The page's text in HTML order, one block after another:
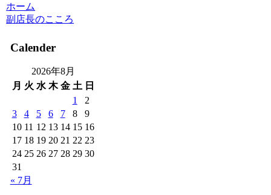
ホーム
副店長のこころ
Calender
2026年8月
月 火 水 木 金 土 日
1
2
3
4 5 6 7 8
9
10 11 12 13 14 15 16
17 18 19 20 21 22 23
24 25 26 27 28 29 30
31
« 7月